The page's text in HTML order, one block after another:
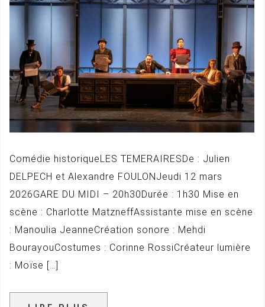
Comédie historiqueLES TEMERAIRESDe : Julien
DELPECH et Alexandre FOULONJeudi 12 mars
2026GARE DU MIDI – 20h30Durée : 1h30 Mise en
scène : Charlotte MatzneffAssistante mise en scène
: Manoulia JeanneCréation sonore : Mehdi
BourayouCostumes : Corinne RossiCréateur lumière
: Moïse […]